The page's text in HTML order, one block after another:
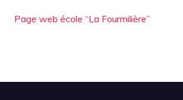
Page web école “La Fourmilière”